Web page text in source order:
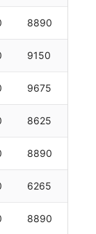
8890
9150
9675
8625
8890
6265
8890